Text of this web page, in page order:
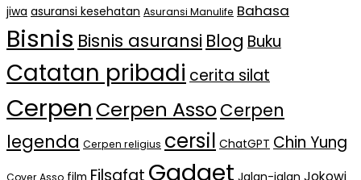
jiwa asuransi kesehatan Asuransi Manulife Bahasa
Bisnis Bisnis asuransi Blog Buku
Catatan pribadi cerita silat
Cerpen Cerpen AssoCerpen
legenda Cerpen religius cersil ChatGPT Chin Yung
Cover Asso Filsafat Gadget Jokowi